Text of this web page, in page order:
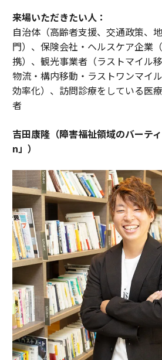
来場いただきたい人：
自治体（高齢者支援、交通政策、
門）、保険会社・ヘルスケア企業
携）、観光事業者（ラストマイル
物流・構内移動・ラストワンマイ
効率化）、訪問診療をしている医
者
吉田康隆（障害福祉領域のバーテ
n」）